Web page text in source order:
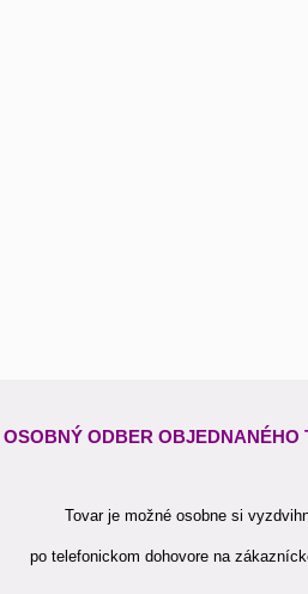
OSOBNÝ ODBER OBJEDNANÉHO
Tovar je možné osobne si
po telefonickom dohovore na